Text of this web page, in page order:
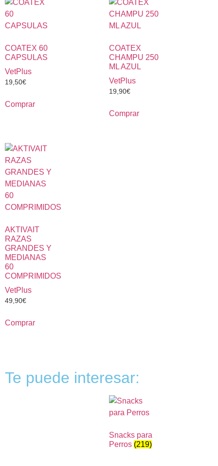
COATEX 60
CAPSULAS
VetPlus
19,50€
Comprar
COATEX
CHAMPU 250
ML AZUL
VetPlus
19,90€
Comprar
AKTIVAIT
RAZAS
GRANDES Y
MEDIANAS
60
COMPRIMIDOS
VetPlus
49,90€
Comprar
Te puede interesar:
Snacks para
Perros (219)